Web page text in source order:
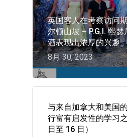
英国客人在考察访问
尔顿山坡 – P.G.I. 熙
酒表现出浓厚的兴趣
8月 30, 2023
与来自加拿大和美国
行富有启发性的学习
日至 16 日）